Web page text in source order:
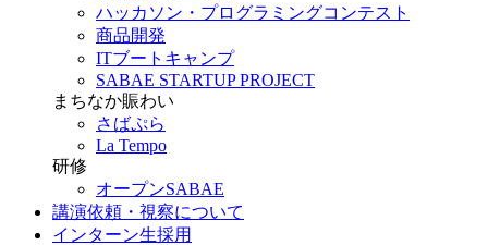
ハッカソン・プログラミングコンテスト
商品開発
ITブートキャンプ
SABAE STARTUP PROJECT
まちなか賑わい
さばぷら
La Tempo
研修
オープンSABAE
講演依頼・視察について
インターン生採用